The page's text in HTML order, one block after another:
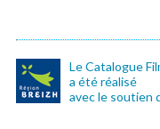
Le Catalogue
a été réalisé
avec le soutien